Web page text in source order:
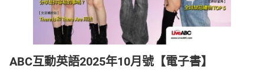
ABC互動英語2025年10月號【電子書】